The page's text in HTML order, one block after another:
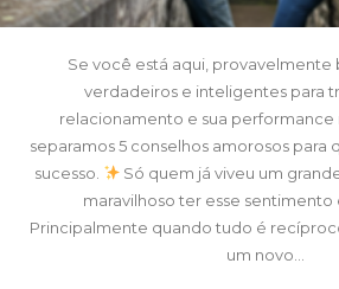
Se você está aqui, provavelmente
verdadeiros e inteligentes para
relacionamento e sua performance
separamos 5 conselhos amorosos para
sucesso.
Só quem já viveu um
maravilhoso ter esse sentimento
Principalmente quando tudo é
um novo...